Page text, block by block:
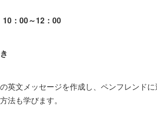
：00～12：00
英文メッセージを作成し、ペンフレンド
法も学びます。